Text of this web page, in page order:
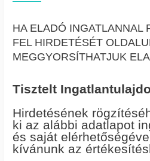
HA ELADÓ INGATLANNAL
FEL HIRDETÉSÉT
MEGGYORSÍTHATJUK
Tisztelt
Hirdetésének
ki az alábbi adatlapot
és saját
kívánunk az